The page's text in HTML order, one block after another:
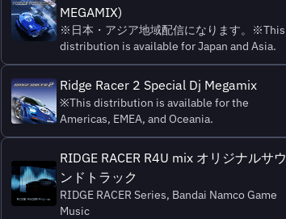
MEGAMIX)
※日本・アジア地域配信になります。※This
distribution is available for Japan and Asia.
Ridge Racer 2 Special Dj Megamix
※This distribution is available for the
Americas, EMEA, and Oceania.
RIDGE RACER R4U mix オリジナルサウ
ンドトラック
RIDGE RACER Series, Bandai Namco Game
Music